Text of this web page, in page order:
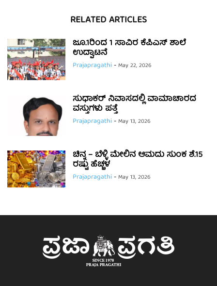
RELATED ARTICLES
ಜೂ.1ರಿಂದ 1 ಸಾವಿರ ಕೆಪಿಎಸ್ ಶಾಲೆ
ಉದ್ಘಾಟನೆ
Prajapragathi- May 22, 2026
ಸುಧಾಕರ್ ನಿವಾಸದಲ್ಲಿ ವಾಮಾಚಾರದ
ವಸ್ತುಗಳು ಪತ್ತೆ
Prajapragathi- May 13, 2026
ಚಿನ್ನ – ಬೆಳ್ಳಿ ಮೇಲಿನ ಆಮದು ಸುಂಕ ಶೆ.15
ರಷ್ಟು ಹೆಚ್ಚಳ
Prajapragathi- May 13, 2026